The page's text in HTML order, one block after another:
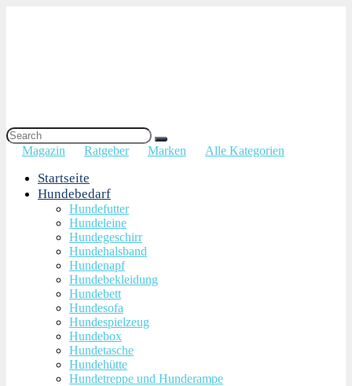
Magazin Ratgeber Marken Alle Kategorien
Startseite
Hundebedarf
Hundefutter
Hundeleine
Hundegeschirr
Hundehalsband
Hundenapf
Hundebekleidung
Hundebett
Hundesofa
Hundespielzeug
Hundebox
Hundetasche
Hundehütte
Hundetreppe und Hunderampe